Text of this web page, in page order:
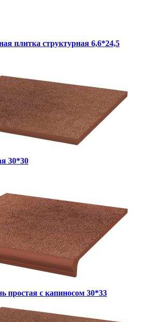
плитка структурная 6,6*24,5
30*30
простая с капиносом 30*33